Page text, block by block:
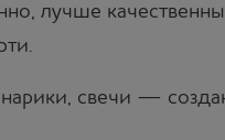
лучше
свечи —